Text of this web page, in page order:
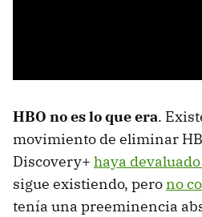
HBO no es lo que era.
movimiento de eliminar
Discovery+ haya
sigue existiendo, perono
tenía una preeminencia